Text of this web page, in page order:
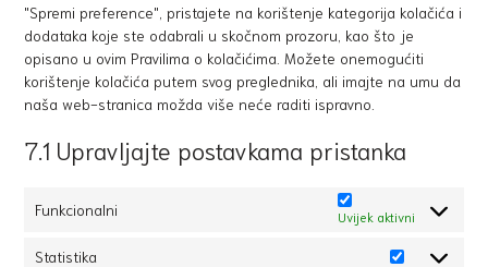
"Spremi preference", pristajete na korištenje kategorija kolačića i
dodataka koje ste odabrali u skočnom prozoru, kao što je
opisano u ovim Pravilima o kolačićima. Možete onemogućiti
korištenje kolačića putem svog preglednika, ali imajte na umu da
naša web-stranica možda više neće raditi ispravno.
7.1 Upravljajte postavkama pristanka
Funkcionalni Uvijek aktivni
Statistika